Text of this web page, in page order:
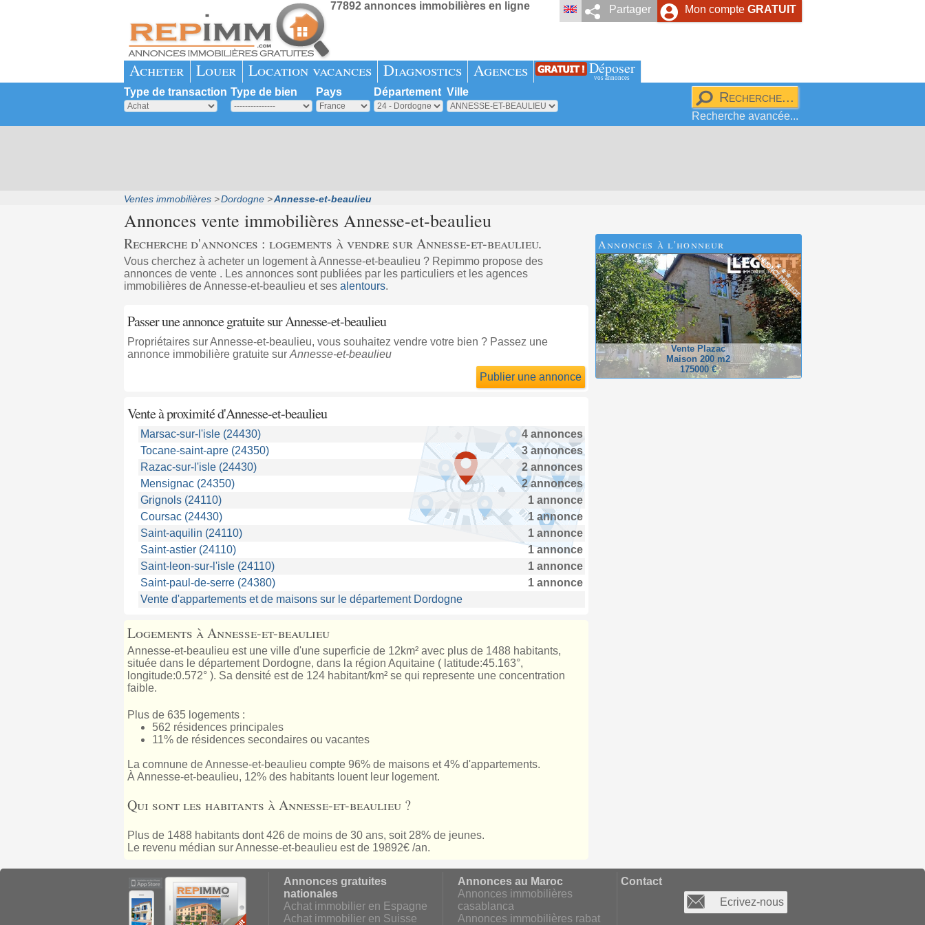
Mon compte GRATUIT
Partager
77892 annonces immobilières en ligne
Acheter Louer Location vacances Diagnostics Agences Déposer
vos annonces
Type de transaction Type de bien Pays Département Ville
Recherche avancée...
Ventes immobilières Dordogne Annesse-et-beaulieu
Annonces vente immobilières Annesse-et-beaulieu
Recherche d'annonces : logements à vendre sur Annesse-et-beaulieu.
Vous cherchez à acheter un logement à Annesse-et-beaulieu ? Repimmo propose des
annonces de vente . Les annonces sont publiées par les particuliers et les agences
immobilières de Annesse-et-beaulieu et ses alentours.
Passer une annonce gratuite sur Annesse-et-beaulieu
Propriétaires sur Annesse-et-beaulieu, vous souhaitez vendre votre bien ? Passez une
annonce immobilière gratuite sur Annesse-et-beaulieu
Publier une annonce
Vente à proximitéd'Annesse-et-beaulieu
Marsac-sur-l'isle (24430)
4 annonces
Tocane-saint-apre (24350)
3 annonces
Razac-sur-l'isle (24430)
2 annonces
Mensignac (24350)
2 annonces
Grignols (24110)
1 annonce
Coursac (24430)
1 annonce
Saint-aquilin (24110)
1 annonce
Saint-astier (24110)
1 annonce
Saint-leon-sur-l'isle (24110)
1 annonce
Saint-paul-de-serre (24380)
1 annonce
Vente d'appartements et de maisons sur le département Dordogne
Logements à Annesse-et-beaulieu
Annesse-et-beaulieu est une ville d'une superficie de 12km² avec plus de 1488 habitants,
située dans le département Dordogne, dans la région Aquitaine ( latitude:45.163°,
longitude:0.572° ). Sa densité est de 124 habitant/km² se qui represente une concentration
faible.
Plus de 635 logements :
562 résidences principales
11% de résidences secondaires ou vacantes
La comnune de Annesse-et-beaulieu compte 96% de maisons et 4% d'appartements.
À Annesse-et-beaulieu, 12% des habitants louent leur logement.
Qui sont les habitants à Annesse-et-beaulieu ?
Plus de 1488 habitants dont 426 de moins de 30 ans, soit 28% de jeunes.
Le revenu médian sur Annesse-et-beaulieu est de 19892€ /an.
Annonces à l'honneur
Vente Plazac
Maison 200 m2
175000 €
Annonces gratuites
nationales
Achat immobilier en Espagne
Achat immobilier en Suisse
Annonces au Maroc
Annonces immobilières
casablanca
Annonces immobilières rabat
Contact
Ecrivez-nous